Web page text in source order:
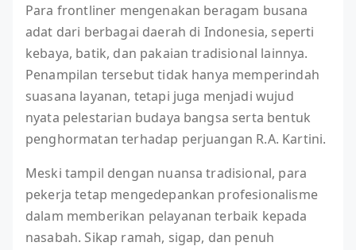
Para frontliner mengenakan beragam busana
adat dari berbagai daerah di Indonesia, seperti
kebaya, batik, dan pakaian tradisional lainnya.
Penampilan tersebut tidak hanya memperindah
suasana layanan, tetapi juga menjadi wujud
nyata pelestarian budaya bangsa serta bentuk
penghormatan terhadap perjuangan R.A. Kartini.
Meski tampil dengan nuansa tradisional, para
pekerja tetap mengedepankan profesionalisme
dalam memberikan pelayanan terbaik kepada
nasabah. Sikap ramah, sigap, dan penuh